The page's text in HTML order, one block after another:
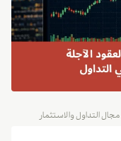
التداول والاستثمار